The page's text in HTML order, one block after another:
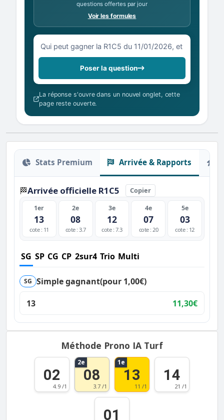
questions offertes par jour
Voir les formules
Votre question sur la R1C5 du 11/01/2026
Poser la question
La réponse s'ouvre dans un nouvel onglet, cette
page reste ouverte.
Stats Premium Arrivée & Rapports
🏁Arrivée officielle R1C5 Copier
1er
13
cote : 11
2e
08
cote : 3.7
3e
12
cote : 7.3
4e
07
cote : 20
5e
03
cote : 12
SG SP CG CP 2sur4 Trio Multi
SG Simple gagnant(pour 1,00€)
13
11,30€
Méthode Prono IA Turf
02
4.9 /1
2e
08
3.7 /1
1e
13
11 /1
14
21 /1
01